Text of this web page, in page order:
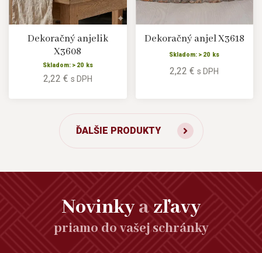
Dekoračný anjelik
X3608
Skladom: > 20 ks
2,22 € s DPH
Dekoračný anjel X3618
Skladom: > 20 ks
2,22 €s DPH
ĎALŠIE PRODUKTY
Novinkyazľavy
priamo do vašej schránky